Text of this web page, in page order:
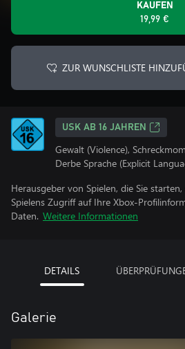
KAUFEN
19,99 €
ZUR WUNSCHLISTE
USK AB 16 JAHREN
Gewalt (Violence),
Derbe Sprache (Explicit
Herausgeber von Spielen, die Sie
Spielens Zugriff auf Ihre Xbox-
Daten. Weitere Informationen
DETAILS
Galerie